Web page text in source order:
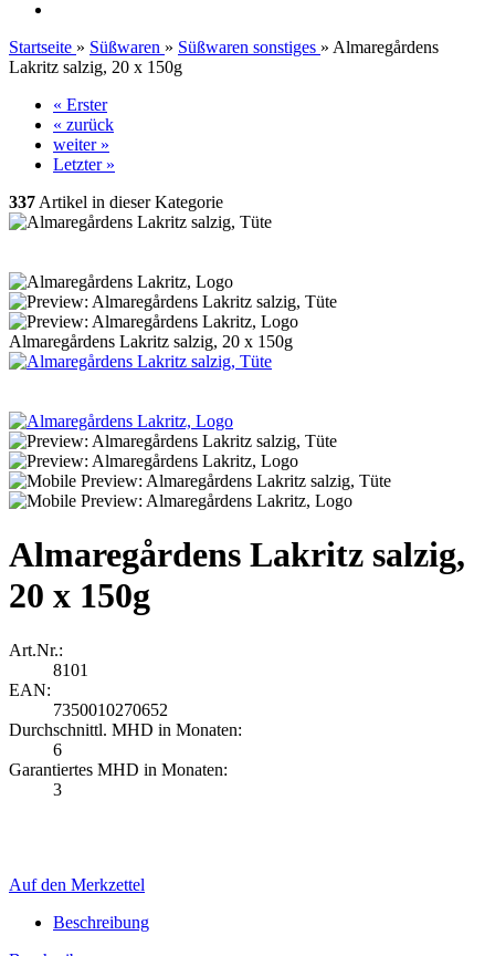
Startseite » Süßwaren » Süßwaren sonstiges » Almaregårdens
Lakritz salzig, 20 x 150g
« Erster
« zurück
weiter »
Letzter »
337 Artikel in dieser Kategorie
Almaregårdens Lakritz salzig, 20 x 150g
Almaregårdens Lakritz salzig,
20 x 150g
Art.Nr.:
8101
EAN:
7350010270652
Durchschnittl. MHD in Monaten:
6
Garantiertes MHD in Monaten:
3
Auf den Merkzettel
Beschreibung